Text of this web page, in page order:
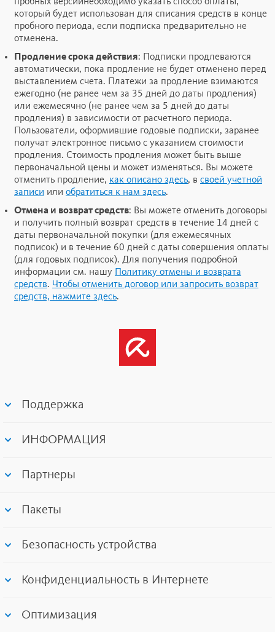
который будет использован для списания средств в конце
пробного периода, если подписка предварительно не
отменена.
Продление срока действия: Подписки продлеваются
автоматически, пока продление не будет отменено перед
выставлением счета. Платежи за продление взимаются
ежегодно (не ранее чем за 35 дней до даты продления)
или ежемесячно (не ранее чем за 5 дней до даты
продления) в зависимости от расчетного периода.
Пользователи, оформившие годовые подписки, заранее
получат электронное письмо с указанием стоимости
продления. Стоимость продления может быть выше
первоначальной цены и может изменяться. Вы можете
отменить продление, как описано здесь, в своей учетной
записи или обратиться к нам здесь.
Отмена и возврат средств: Вы можете отменить договоры
и получить полный возврат средств в течение 14 дней с
даты первоначальной покупки (для ежемесячных
подписок) и в течение 60 дней с даты совершения оплаты
(для годовых подписок). Для получения подробной
информации см. нашу
Политику отмены и возврата
средств. Чтобы отменить договор или запросить возврат
средств, нажмите здесь.
Поддержка
ИНФОРМАЦИЯ
Партнеры
Пакеты
Безопасность устройства
Конфиденциальность в Интернете
Оптимизация